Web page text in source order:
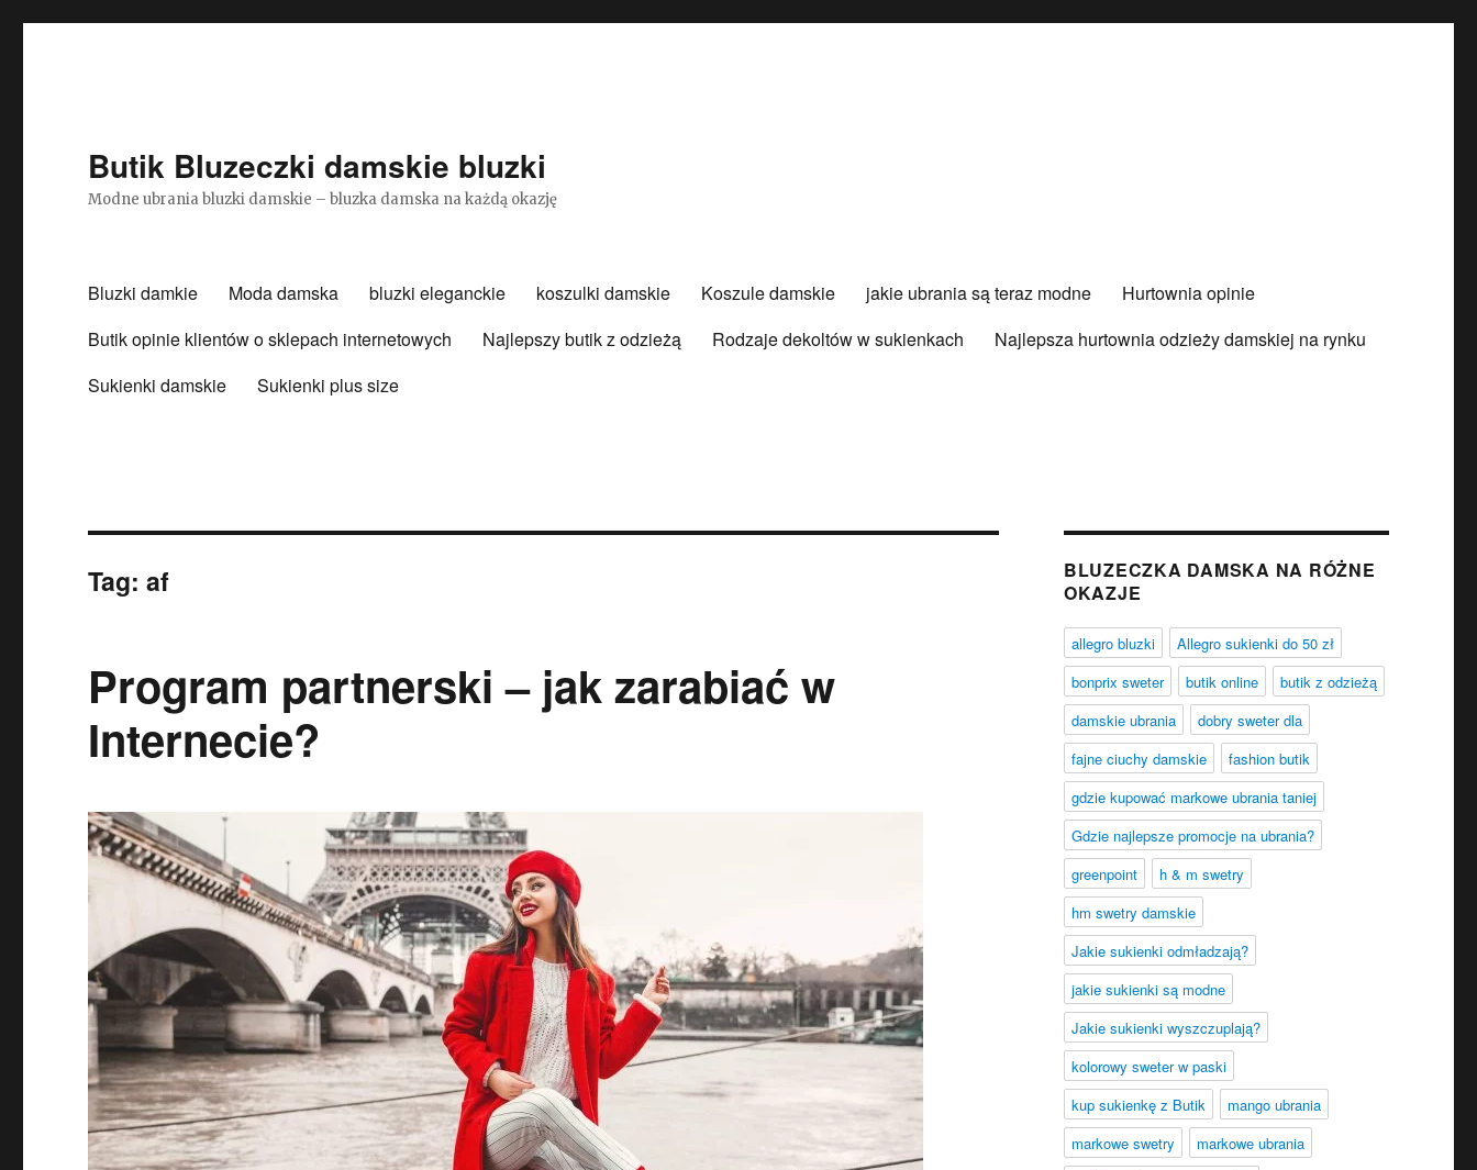
Butik Bluzeczki damskie bluzki
Modne ubrania bluzki damskie – bluzka damska na każdą okazję
Bluzki damkie Moda damska bluzki eleganckie koszulki damskie Koszule damskie jakie ubrania są teraz modne
Hurtownia opinie
Butik opinie klientów o sklepach internetowych
Najlepszy butik z odzieżą Rodzaje dekoltów w sukienkach
Najlepsza hurtownia odzieży damskiej na rynku
Sukienki damskie
Sukienki plus size
Tag:af
Program partnerski – jak zarabiać w
Internecie?
BLUZECZKA DAMSKA NA RÓŻNE
OKAZJE
allegro bluzki
Allegro sukienki do 50 zł
bonprix sweter
butik online
butik z odzieżą
damskie ubrania
dobry sweter dla
fajne ciuchy damskie
fashion butik
gdzie kupować markowe ubrania taniej
Gdzie najlepsze promocje na ubrania?
greenpoint
h & m swetry
hm swetry damskie
Jakie sukienki odmładzają?
jakie sukienki są modne
Jakie sukienki wyszczuplają?
kolorowy sweter w paski
kup sukienkę z Butik
mango ubrania
markowe swetry
markowe ubrania